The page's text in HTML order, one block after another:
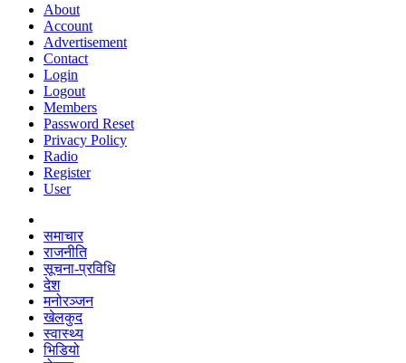
About
Account
Advertisement
Contact
Login
Logout
Members
Password Reset
Privacy Policy
Radio
Register
User
समाचार
राजनीति
सूचना-प्रविधि
देश
मनोरञ्जन
खेलकुद
स्वास्थ्य
भिडियो